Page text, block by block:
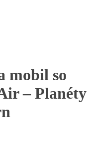
mobil so
– Planéty